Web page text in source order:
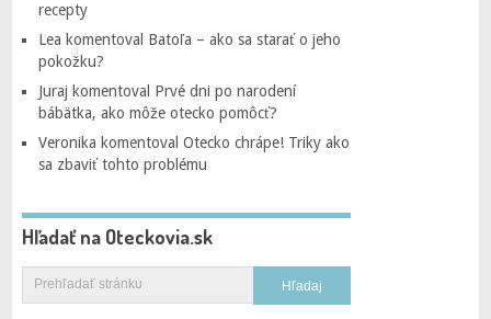
recepty
Lea komentoval Batoľa – ako sa starať o jeho
pokožku?
Juraj komentoval Prvé dni po narodení
bábätka, ako môže otecko pomôcť?
Veronika komentoval Otecko chrápe! Triky ako
sa zbaviť tohto problému
Hľadať na Oteckovia.sk